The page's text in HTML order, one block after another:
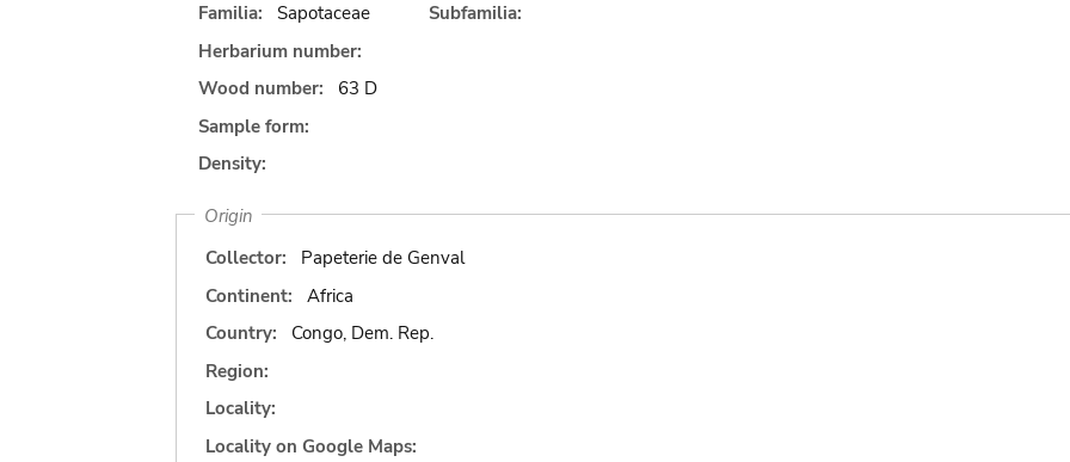
Familia:
Sapotaceae
Subfamilia:
Herbarium number:
Wood number:
63 D
Sample form:
Density:
Origin
Collector:
Papeterie de Genval
Continent:
Africa
Country:
Congo, Dem. Rep.
Region:
Locality:
Locality on Google Maps: